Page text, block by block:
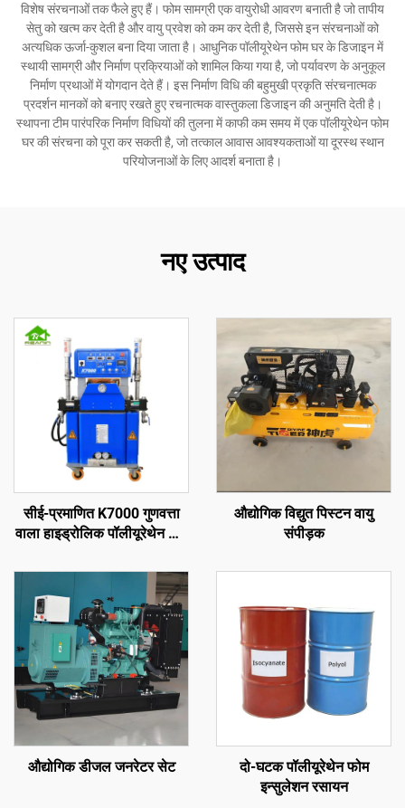
विशेष संरचनाओं तक फैले हुए हैं। फोम सामग्री एक वायुरोधी आवरण बनाती है जो तापीय
सेतु को खत्म कर देती है और वायु प्रवेश को कम कर देती है, जिससे इन संरचनाओं को
अत्यधिक ऊर्जा-कुशल बना दिया जाता है। आधुनिक पॉलीयूरेथेन फोम घर के डिजाइन में
स्थायी सामग्री और निर्माण प्रक्रियाओं को शामिल किया गया है, जो पर्यावरण के अनुकूल
निर्माण प्रथाओं में योगदान देते हैं। इस निर्माण विधि की बहुमुखी प्रकृति संरचनात्मक
प्रदर्शन मानकों को बनाए रखते हुए रचनात्मक वास्तुकला डिजाइन की अनुमति देती है।
स्थापना टीम पारंपरिक निर्माण विधियों की तुलना में काफी कम समय में एक पॉलीयूरेथेन फोम
घर की संरचना को पूरा कर सकती है, जो तत्काल आवास आवश्यकताओं या दूरस्थ स्थान
परियोजनाओं के लिए आदर्श बनाता है।
नए उत्पाद
सीई-प्रमाणित K7000 गुणवत्ता
वाला हाइड्रोलिक पॉलीयूरेथेन और
औद्योगिक विद्युत पिस्टन वायु
संपीड़क
औद्योगिक डीजल जनरेटर सेट
दो-घटक पॉलीयूरेथेन फोम
इन्सुलेशन रसायन